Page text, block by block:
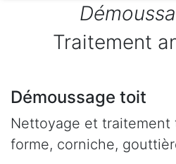
Traitement
Démoussage toit
Nettoyage et
forme, corniche,